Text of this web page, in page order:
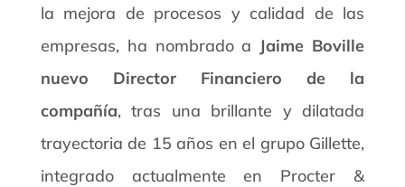
la mejora de procesos y calidad de las
empresas, ha nombrado a Jaime Boville
nuevo Director Financiero de la
compañía, tras una brillante y dilatada
trayectoria de 15 años en el grupo Gillette,
integrado actualmente en Procter &